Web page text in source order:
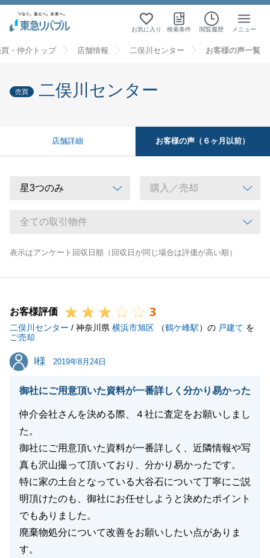
お気に入り 検索条件 閲覧履歴 メニュー
・仲介トップ 店舗情報 二俣川センター お客様の声一覧
売買 二俣川センター
店舗詳細 お客様の声（６ヶ月以前）
表示はアンケート回収日順（回収日が同じ場合は評価が高い順）
お客様評価 3
二俣川センター / 神奈川県 横浜市旭区 （鶴ケ峰駅）の 戸建て を
ご売却
I様
I様 2019年8月24日
御社にご用意頂いた資料が一番詳しく分かり易かった
仲介会社さんを決める際、４社に査定をお願いしまし
た。
御社にご用意頂いた資料が一番詳しく、近隣情報や写
真も沢山撮って頂いており、分かり易かったです。
特に家の土台となっている大谷石について丁寧にご説
明頂けたのも、御社にお任せしようと決めたポイント
でもありました。
廃棄物処分について改善をお願いしたい点がありま
す。